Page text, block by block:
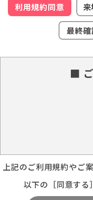
利用規約同意
最終
■
上記のご利用規約やご
以下の［同意する